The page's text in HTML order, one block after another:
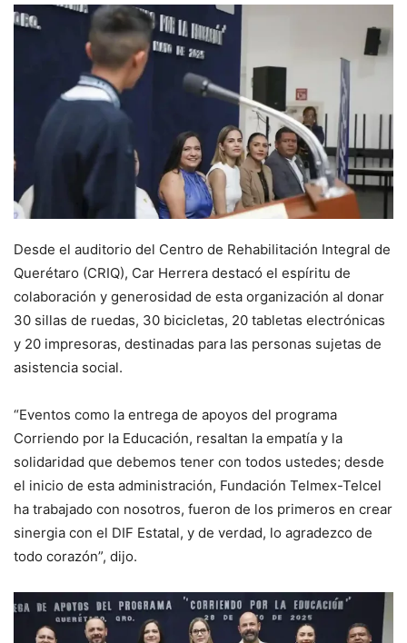
Desde el auditorio del Centro de Rehabilitación Integral de
Querétaro (CRIQ), Car Herrera destacó el espíritu de
colaboración y generosidad de esta organización al donar
30 sillas de ruedas, 30 bicicletas, 20 tabletas electrónicas
y 20 impresoras, destinadas para las personas sujetas de
asistencia social.
“Eventos como la entrega de apoyos del programa
Corriendo por la Educación, resaltan la empatía y la
solidaridad que debemos tener con todos ustedes; desde
el inicio de esta administración, Fundación Telmex-Telcel
ha trabajado con nosotros, fueron de los primeros en crear
sinergia con el DIF Estatal, y de verdad, lo agradezco de
todo corazón”, dijo.